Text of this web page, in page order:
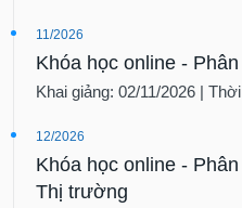
11/2026
Khóa học online -
Khai giảng: 02/11/2026 |
12/2026
Khóa học online -
Thị trường